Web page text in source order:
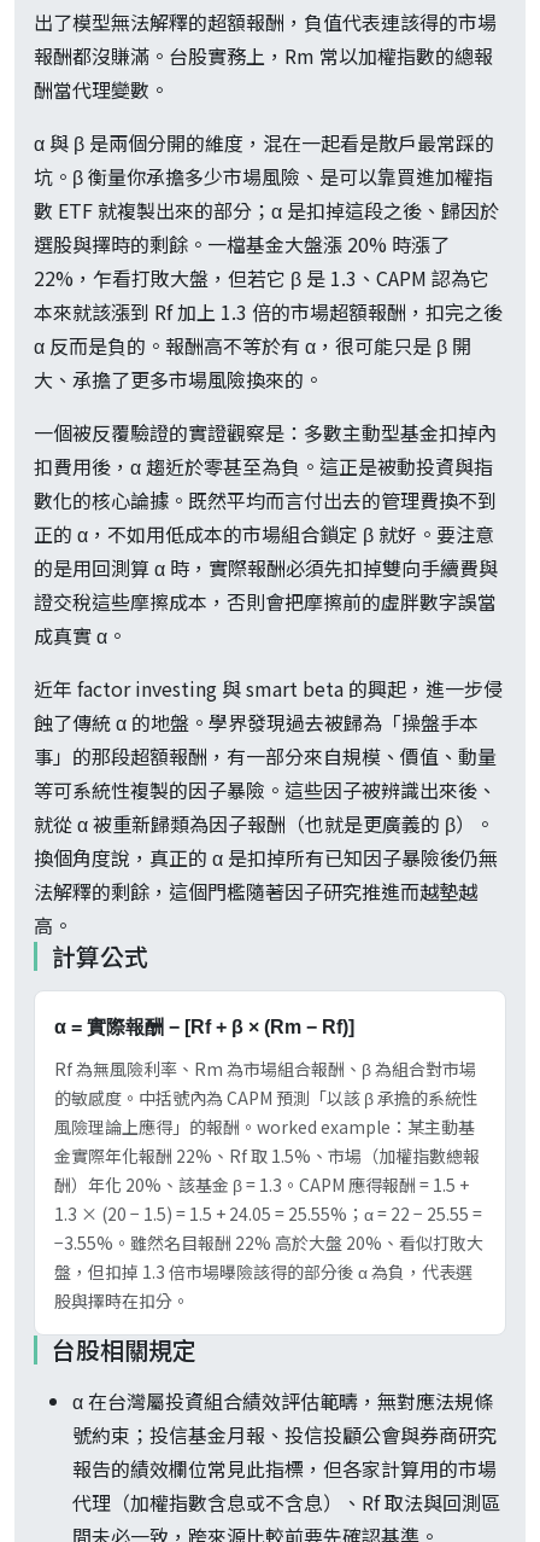
出了模型無法解釋的超額報酬，負值代表連該得的市場
報酬都沒賺滿。台股實務上，Rm 常以加權指數的總報
酬當代理變數。
α 與 β 是兩個分開的維度，混在一起看是散戶最常踩的
坑。β 衡量你承擔多少市場風險、是可以靠買進加權指
數 ETF 就複製出來的部分；α 是扣掉這段之後、歸因於
選股與擇時的剩餘。一檔基金大盤漲 20% 時漲了
22%，乍看打敗大盤，但若它 β 是 1.3、CAPM 認為它
本來就該漲到 Rf 加上 1.3 倍的市場超額報酬，扣完之後
α 反而是負的。報酬高不等於有 α，很可能只是 β 開
大、承擔了更多市場風險換來的。
一個被反覆驗證的實證觀察是：多數主動型基金扣掉內
扣費用後，α 趨近於零甚至為負。這正是被動投資與指
數化的核心論據。既然平均而言付出去的管理費換不到
正的 α，不如用低成本的市場組合鎖定 β 就好。要注意
的是用回測算 α 時，實際報酬必須先扣掉雙向手續費與
證交稅這些摩擦成本，否則會把摩擦前的虛胖數字誤當
成真實 α。
近年 factor investing 與 smart beta 的興起，進一步侵
蝕了傳統 α 的地盤。學界發現過去被歸為「操盤手本
事」的那段超額報酬，有一部分來自規模、價值、動量
等可系統性複製的因子暴險。這些因子被辨識出來後、
就從 α 被重新歸類為因子報酬（也就是更廣義的 β）。
換個角度說，真正的 α 是扣掉所有已知因子暴險後仍無
法解釋的剩餘，這個門檻隨著因子研究推進而越墊越
高。
計算公式
α = 實際報酬 − [Rf + β × (Rm − Rf)]
Rf 為無風險利率、Rm 為市場組合報酬、β 為組合對市場
的敏感度。中括號內為 CAPM 預測「以該 β 承擔的系統性
風險理論上應得」的報酬。worked example：某主動基
金實際年化報酬 22%、Rf 取 1.5%、市場（加權指數總報
酬）年化 20%、該基金 β = 1.3。CAPM 應得報酬 = 1.5 +
1.3 × (20 − 1.5) = 1.5 + 24.05 = 25.55%；α = 22 − 25.55 =
−3.55%。雖然名目報酬 22% 高於大盤 20%、看似打敗大
盤，但扣掉 1.3 倍市場曝險該得的部分後 α 為負，代表選
股與擇時在扣分。
台股相關規定
α 在台灣屬投資組合績效評估範疇，無對應法規條
號約束；投信基金月報、投信投顧公會與券商研究
報告的績效欄位常見此指標，但各家計算用的市場
代理（加權指數含息或不含息）、Rf 取法與回測區